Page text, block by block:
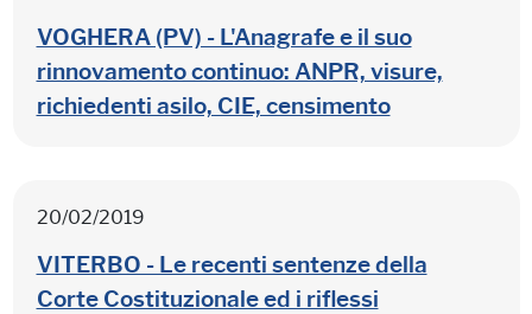
VOGHERA (PV) - L'Anagrafe e il suo
rinnovamento continuo: ANPR, visure,
richiedenti asilo, CIE, censimento
20/02/2019
VITERBO - Le recenti sentenze della
Corte Costituzionale ed i riflessi